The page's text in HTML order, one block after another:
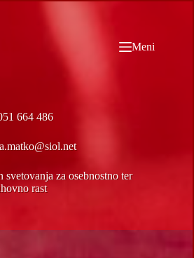
Meni
664 486
za osebnostno ter
rast